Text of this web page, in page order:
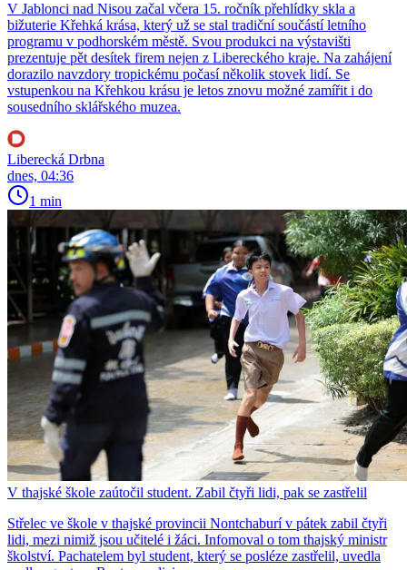
V Jablonci nad Nisou začal včera 15. ročník přehlídky skla a
bižuterie Křehká krása, který už se stal tradiční součástí letního
programu v podhorském městě. Svou produkci na výstavišti
prezentuje pět desítek firem nejen z Libereckého kraje. Na zahájení
dorazilo navzdory tropickému počasí několik stovek lidí. Se
vstupenkou na Křehkou krásu je letos znovu možné zamířit i do
sousedního sklářského muzea.
Liberecká Drbna
dnes, 04:36
1 min
V thajské škole zaútočil student. Zabil čtyři lidi, pak se zastřelil
Střelec ve škole v thajské provincii Nontchaburí v pátek zabil čtyři
lidi, mezi nimiž jsou učitelé i žáci. Infomoval o tom thajský ministr
školství. Pachatelem byl student, který se posléze zastřelil, uvedla